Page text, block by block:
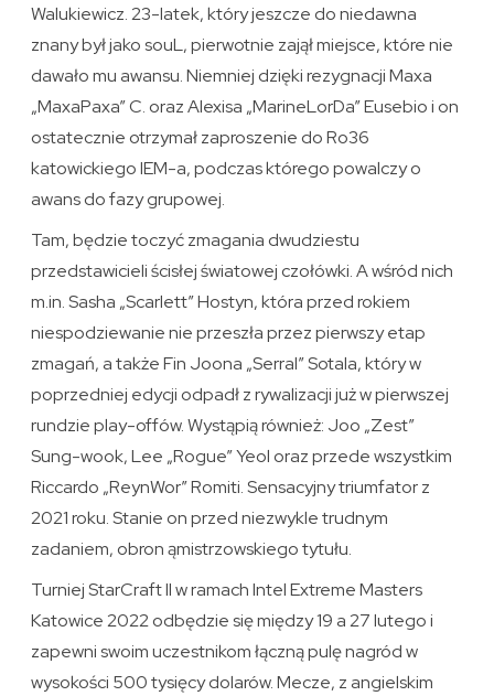
Walukiewicz. 23-latek, który jeszcze do niedawna
znany był jako souL, pierwotnie zajął miejsce, które nie
dawało mu awansu. Niemniej dzięki rezygnacji Maxa
„MaxaPaxa” C. oraz Alexisa „MarineLorDa” Eusebio i on
ostatecznie otrzymał zaproszenie do Ro36
katowickiego IEM-a, podczas którego powalczy o
awans do fazy grupowej.
Tam, będzie toczyć zmagania dwudziestu
przedstawicieli ścisłej światowej czołówki. A wśród nich
m.in. Sasha „Scarlett” Hostyn, która przed rokiem
niespodziewanie nie przeszła przez pierwszy etap
zmagań, a także Fin Joona „Serral” Sotala, który w
poprzedniej edycji odpadł z rywalizacji już w pierwszej
rundzie play-offów. Wystąpią również: Joo „Zest”
Sung-wook, Lee „Rogue” Yeol oraz przede wszystkim
Riccardo „ReynWor” Romiti. Sensacyjny triumfator z
2021 roku. Stanie on przed niezwykle trudnym
zadaniem, obron ąmistrzowskiego tytułu.
Turniej StarCraft II w ramach Intel Extreme Masters
Katowice 2022 odbędzie się między 19 a 27 lutego i
zapewni swoim uczestnikom łączną pulę nagród w
wysokości 500 tysięcy dolarów. Mecze, z angielskim